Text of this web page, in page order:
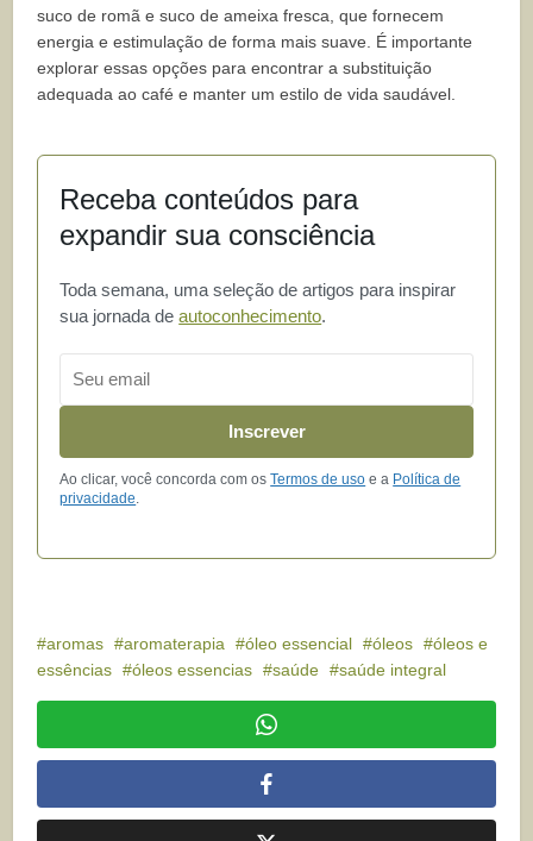
suco de romã e suco de ameixa fresca, que fornecem
energia e estimulação de forma mais suave. É importante
explorar essas opções para encontrar a substituição
adequada ao café e manter um estilo de vida saudável.
Receba conteúdos para
expandir sua consciência
Toda semana, uma seleção de artigos para inspirar
sua jornada deautoconhecimento.
Inscrever
Ao clicar, você concorda com osTermos de uso e a Política de
privacidade
aromas aromaterapia óleo essencial óleos
óleos e
essências
óleos essencias saúde saúde integral